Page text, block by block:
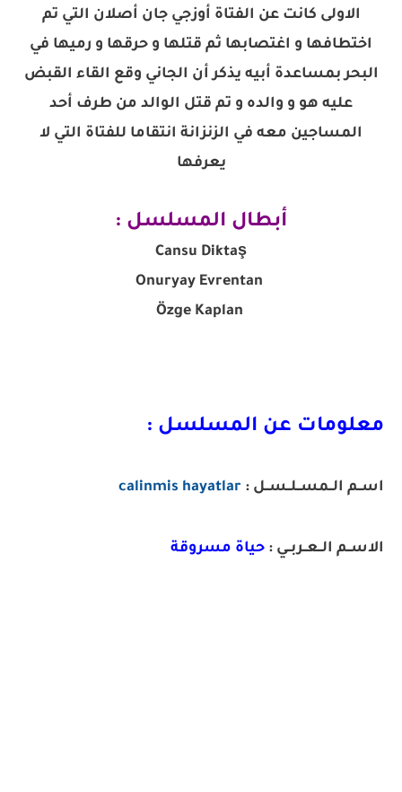
الاولى كانت عن الفتاة أوزجي جان أصلان التي تم
اختطافها و اغتصابها ثم قتلها و حرقها و رميها في
البحر بمساعدة أبيه يذكر أن الجاني وقع القاء القبض
عليه هو و والده و تم قتل الوالد من طرف أحد
المساجين معه في الزنزانة انتقاما للفتاة التي لا
يعرفها
أبطال المسلسل :
Cansu Diktaş
معلومات عن المسلسل :
اســم الــمســلــســل : calinmis hayatlar
الاســم الــعــربــي : حياة مسروقة